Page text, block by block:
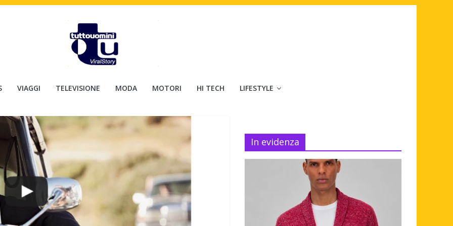
VIAGGI TELEVISIONE MODA MOTORI HI TECH LIFESTYLE
In evidenza